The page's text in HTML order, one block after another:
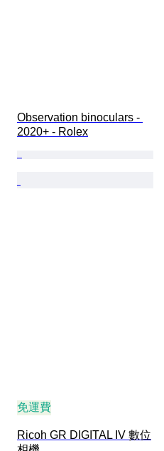
Observation binoculars -
2020+ - Rolex
免運費
Ricoh GR DIGITAL IV 數位